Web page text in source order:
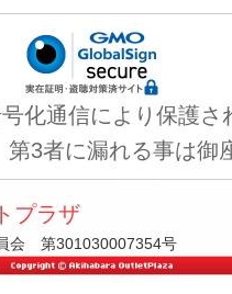
化通信により保護さ
第3者に漏れる事は御
プラザ
会 第301030007354号